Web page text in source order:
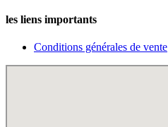
les liens importants
Conditions générales de vente